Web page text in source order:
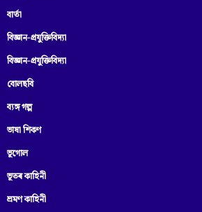
বাৰ্তা
বিজ্ঞান-প্রযুক্তিবিদ্যা
বিজ্ঞান-প্ৰযুক্তিবিদ্যা
বোলছবি
ব্যঙ্গ গল্প
ভাষা শিকণ
ভূগোল
ভূতৰ কাহিনী
ভ্ৰমণ কাহিনী